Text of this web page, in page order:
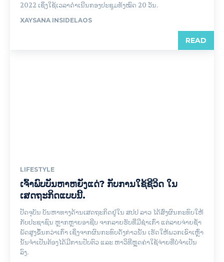
2022 ເຊິ່ງໃຊ້ເວລາດໍາເນີນກອງປະຊຸມທັງໝົດ 20 ວັນ.
XAYSANA INSIDELAOS
READ
LIFESTYLE
ເຈົ້າພົບບັນຫາຫຍັງແດ່? ກັບການໃຊ້ຊີວິດ ໃນ
ເສດຖະກິດແບບນີ້.
ປັດຈຸບັນ ບັນຫາທາງດ້ານເສດຖະກິດຢູ່ໃນ ສປປ ລາວ ໄດ້ສົ່ງຜົນກະທົບໃຫ້
ກັບປະຊາຊົນ ຫຼາກຫຼາຍອາຊີບ ຈາກລາຍຮັບທີ່ມີຊ່ຳເກົ່າ ແຕ່ລາຍຈ່າຍຊ້ຳ
ພັດສູງຂຶ້ນກວ່າເກົ່າ ເຊິ່ງຈາກຜົນກະທົບດັ່ງກ່າວນັ້ນ ເຮັດໃຫ້ພວກເຂົາເຫຼົ່າ
ນັ້ນຈຳເປັນຕ້ອງໄດ້ມີການປັບຕົວ ແລະ ຫາວິທີຫຼຸດຄ່າໃຊ້ຈ່າຍທີ່ບໍ່ຈຳເປັນ
ລົງ.